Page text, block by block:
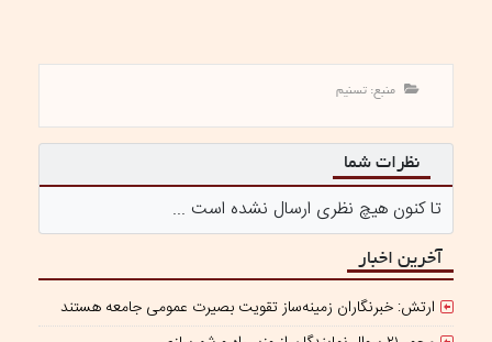
منبع: تسنیم
نظرات شما
تا کنون هیچ نظری ارسال نشده است ...
آخرین اخبار
ارتش: خبرنگاران زمینه‌ساز تقویت بصیرت عمومی جامعه هستند